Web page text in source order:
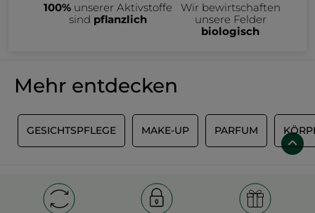
100%unserer Aktivstoffe
sind pflanzlich
Wir bewirtschaften
unsere Felder
biologisch
Mehr entdecken
GESICHTSPFLEGE MAKE-UP PARFUM